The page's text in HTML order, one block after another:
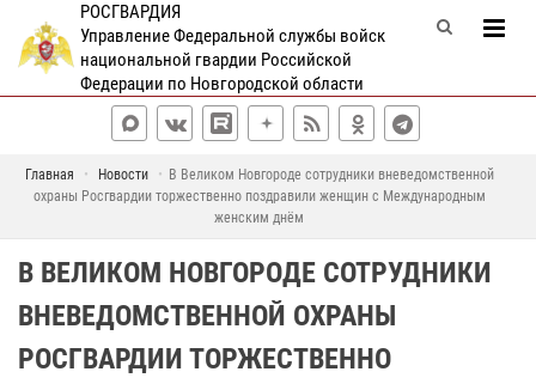
РОСГВАРДИЯ
Управление Федеральной службы войск
национальной гвардии Российской
Федерации по Новгородской области
Главная Новости
В Великом Новгороде сотрудники вневедомственной
охраны Росгвардии торжественно поздравили женщин с Международным
женским днём
В ВЕЛИКОМ НОВГОРОДЕ СОТРУДНИКИ
ВНЕВЕДОМСТВЕННОЙ ОХРАНЫ
РОСГВАРДИИ ТОРЖЕСТВЕННО